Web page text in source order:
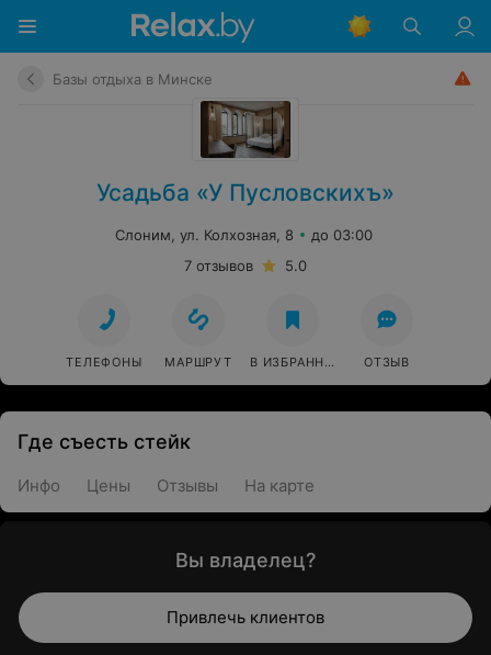
Базы отдыха в Минске
Усадьба «У Пусловскихъ»
Слоним, ул. Колхозная, 8
до 03:00
7 отзывов
5.0
ТЕЛЕФОНЫ МАРШРУТ В ИЗБРАННОЕ ОТЗЫВ
Где съесть стейк
Инфо Цены Отзывы На карте
Вы владелец?
Привлечь клиентов